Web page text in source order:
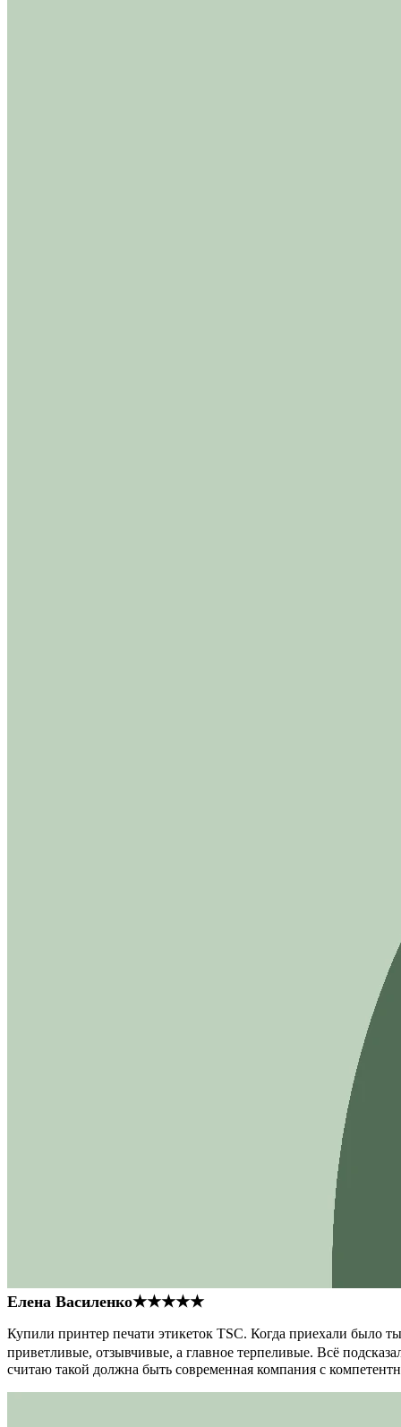
Елена Василенко★★★★★
Купили принтер печати этикеток TSC. Когда приехали было
приветливые, отзывчивые, а главное терпеливые. Всё
считаю такой должна быть современная компания с